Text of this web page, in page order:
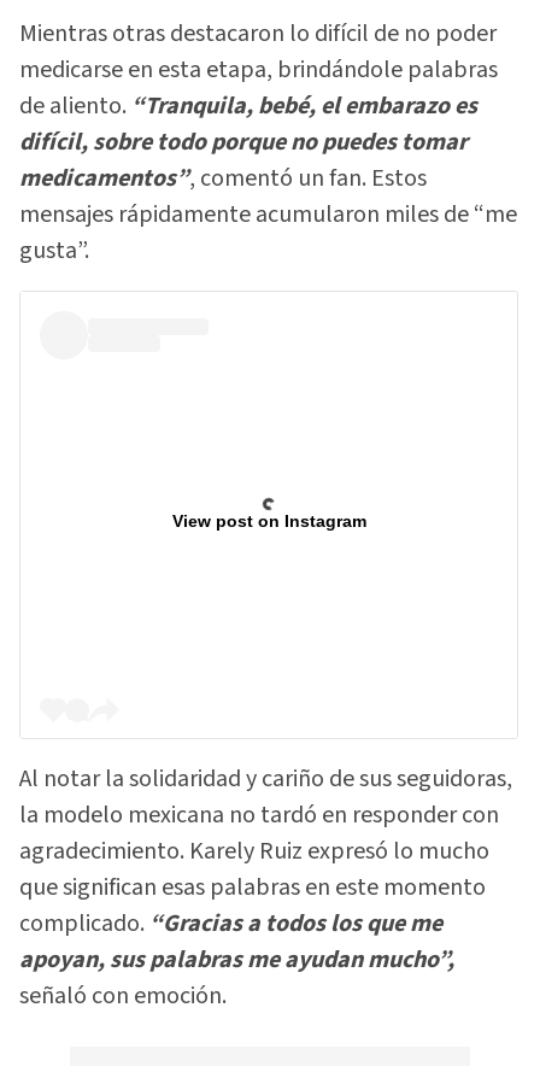
Mientras otras destacaron lo difícil de no poder
medicarse en esta etapa, brindándole palabras
de aliento. “Tranquila, bebé, el embarazo es
difícil, sobre todo porque no puedes tomar
medicamentos”, comentó un fan. Estos
mensajes rápidamente acumularon miles de “me
gusta”.
View post on Instagram
Al notar la solidaridad y cariño de sus seguidoras,
la modelo mexicana no tardó en responder con
agradecimiento. Karely Ruiz expresó lo mucho
que significan esas palabras en este momento
complicado. “Gracias a todos los que me
apoyan, sus palabras me ayudan mucho”,
señaló con emoción.